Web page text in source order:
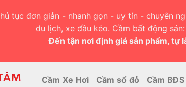
tục đơn giản - nhanh gọn - uy tín - chuyên
du lịch, xe đầu kéo. Cầm bất động
Đến tận nơi định giá sản phẩm, tự
Cầm Xe Hơi Cầm sổ đỏ Cầm BĐS